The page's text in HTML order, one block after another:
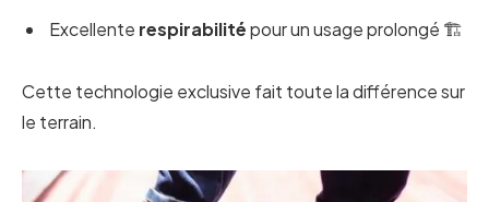
Excellente respirabilitépour un usage prolongé 🏗️
Cette technologie exclusive fait toute la différence sur
le terrain.